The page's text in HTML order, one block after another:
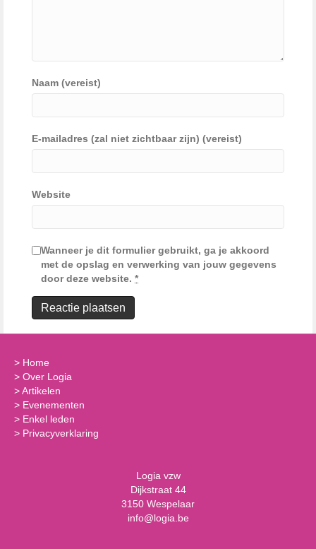
Naam (vereist)
E-mailadres (zal niet zichtbaar zijn) (vereist)
Website
Wanneer je dit formulier gebruikt, ga je akkoord
met de opslag en verwerking van jouw gegevens
door deze website. *
> Home
> Over Logia
>Artikelen
> Evenementen
> Enkel leden
> Privacyverklaring
Logia vzw
Dijkstraat 44
3150 Wespelaar
info@logia.be